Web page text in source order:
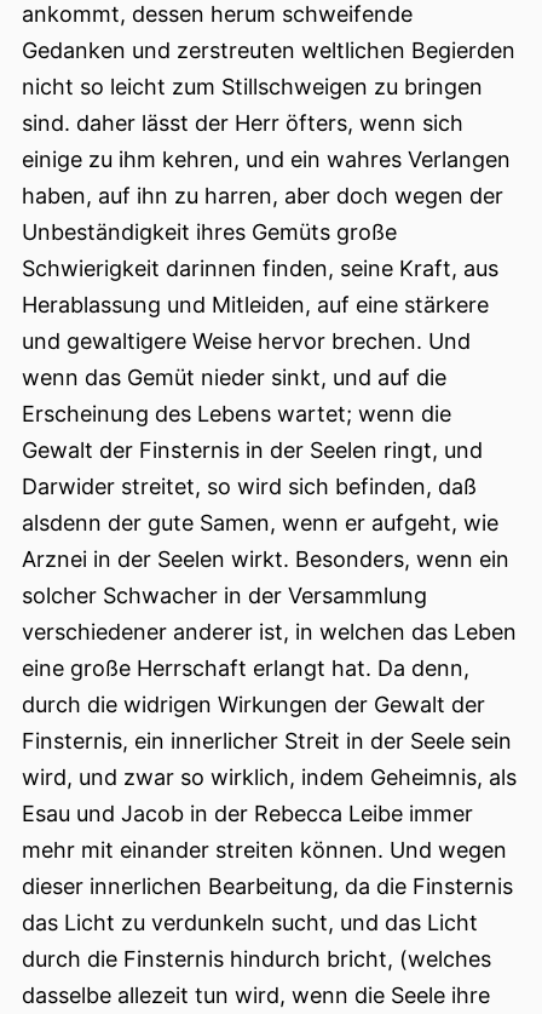
ankommt, dessen herum schweifende
Gedanken und zerstreuten weltlichen Begierden
nicht so leicht zum Stillschweigen zu bringen
sind. daher lässt der Herr öfters, wenn sich
einige zu ihm kehren, und ein wahres Verlangen
haben, auf ihn zu harren, aber doch wegen der
Unbeständigkeit ihres Gemüts große
Schwierigkeit darinnen finden, seine Kraft, aus
Herablassung und Mitleiden, auf eine stärkere
und gewaltigere Weise hervor brechen. Und
wenn das Gemüt nieder sinkt, und auf die
Erscheinung des Lebens wartet; wenn die
Gewalt der Finsternis in der Seelen ringt, und
Darwider streitet, so wird sich befinden, daß
alsdenn der gute Samen, wenn er aufgeht, wie
Arznei in der Seelen wirkt. Besonders, wenn ein
solcher Schwacher in der Versammlung
verschiedener anderer ist, in welchen das Leben
eine große Herrschaft erlangt hat. Da denn,
durch die widrigen Wirkungen der Gewalt der
Finsternis, ein innerlicher Streit in der Seele sein
wird, und zwar so wirklich, indem Geheimnis, als
Esau und Jacob in der Rebecca Leibe immer
mehr mit einander streiten können. Und wegen
dieser innerlichen Bearbeitung, da die Finsternis
das Licht zu verdunkeln sucht, und das Licht
durch die Finsternis hindurch bricht, (welches
dasselbe allezeit tun wird, wenn die Seele ihre